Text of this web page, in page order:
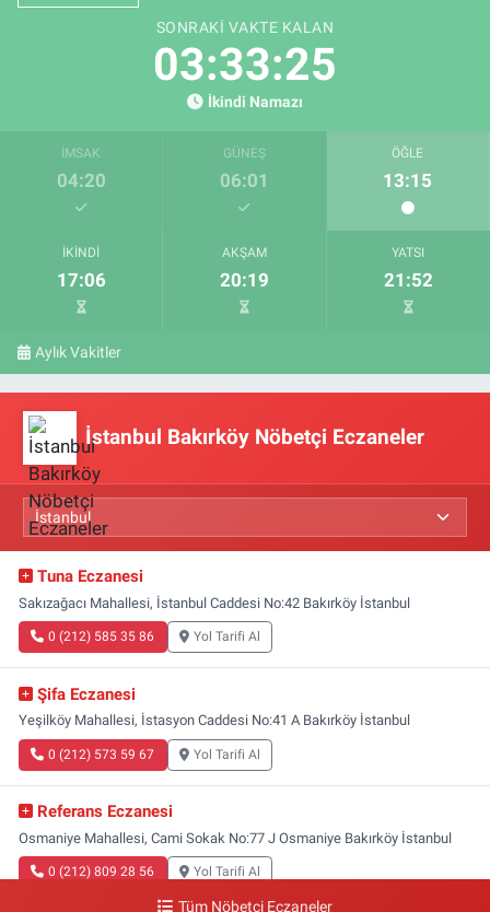
SONRAKI VAKTE KALAN
03:33:24
İkindi Namazı
İMSAK
04:20
GÜNEŞ
06:01
ÖĞLE
13:15
İKINDI
17:06
AKŞAM
20:19
YATSI
21:52
Aylık Vakitler
İstanbul Bakırköy Nöbetçi Eczaneler
Tuna Eczanesi
Sakızağacı Mahallesi, İstanbul Caddesi No:42 Bakırköy İstanbul
0 (212) 585 35 86 Yol Tarifi Al
Şifa Eczanesi
Yeşilköy Mahallesi, İstasyon Caddesi No:41 A Bakırköy İstanbul
0 (212) 573 59 67 Yol Tarifi Al
Referans Eczanesi
Osmaniye Mahallesi, Cami Sokak No:77 J Osmaniye Bakırköy İstanbul
0 (212) 809 28 56 Yol Tarifi Al
Tüm Nöbetçi Eczaneler